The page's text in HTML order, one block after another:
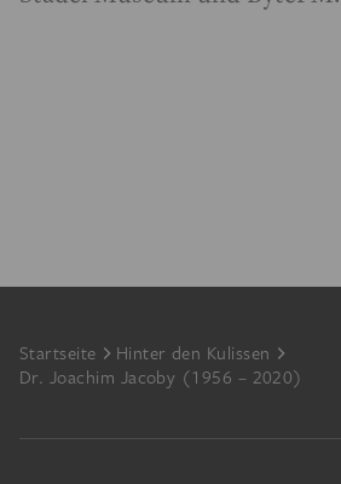
Footer
Startseite
Hinter den Kulissen
Dr. Joachim Jacoby (1956 – 2020)